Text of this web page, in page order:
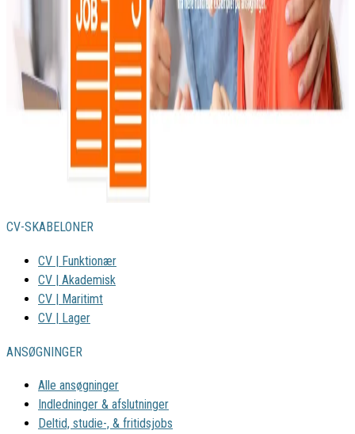
CV-SKABELONER
CV | Funktionær
CV | Akademisk
CV | Maritimt
CV | Lager
ANSØGNINGER
Alle ansøgninger
Indledninger & afslutninger
Deltid, studie-, & fritidsjobs